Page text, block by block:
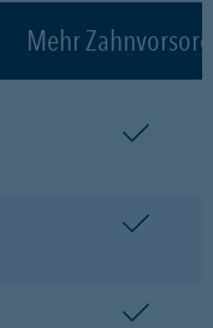
Mehr